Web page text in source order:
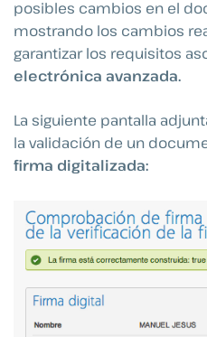
posibles cambios en el
mostrando los cambios
garantizar los requisitos
electrónica avanzada.
La siguiente pantalla
la validación de un
firma digitalizada: